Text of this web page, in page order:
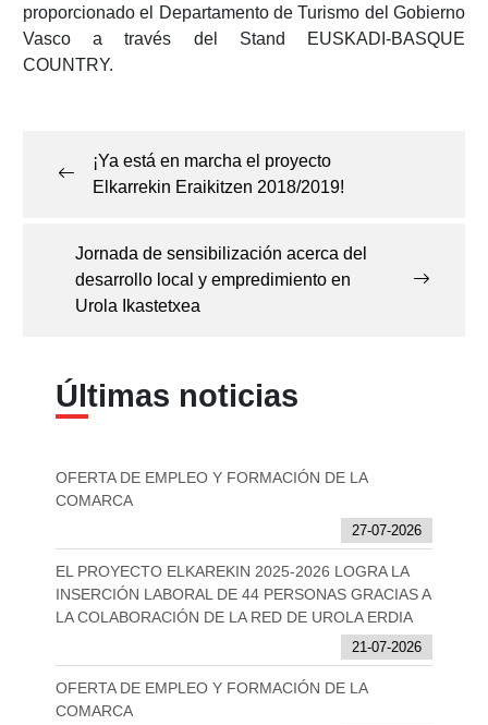
proporcionado el Departamento de Turismo del Gobierno
Vasco a través del Stand EUSKADI-BASQUE
COUNTRY.
entradas
¡Ya está en marcha el proyecto
Elkarrekin Eraikitzen 2018/2019!
Jornada de sensibilización acerca del
desarrollo local y empredimiento en
Urola Ikastetxea
Últimas noticias
OFERTA DE EMPLEO Y FORMACIÓN DE LA
COMARCA
27-07-2026
EL PROYECTO ELKAREKIN 2025-2026 LOGRA LA
INSERCIÓN LABORAL DE 44 PERSONAS GRACIAS A
LA COLABORACIÓN DE LA RED DE UROLA ERDIA
21-07-2026
OFERTA DE EMPLEO Y FORMACIÓN DE LA
COMARCA